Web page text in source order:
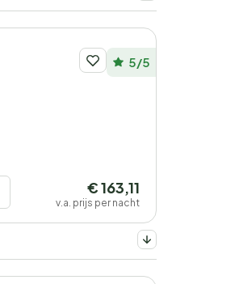
5/5
€ 163,11
v.a. prijs per nacht